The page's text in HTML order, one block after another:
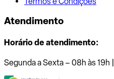
Atendimento
Horário de atendimento:
Segunda a Sexta – 08h às 19h